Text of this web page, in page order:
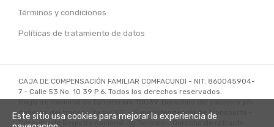
Términos y condiciones
Políticas de tratamiento de datos
CAJA DE COMPENSACIÓN FAMILIAR COMFACUNDI - NIT: 860045904-
7 - Calle 53 No. 10 39 P 6. Todos los derechos reservados.
deberes del transportador SIC - Superintendencia de Transporte -
Consulta de Registro nacional de Turismo - Derecho de retracto
Este sitio usa cookies para mejorar la experiencia de